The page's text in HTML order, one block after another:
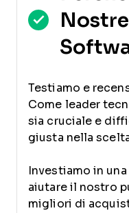
Testiamo e
Come leader
sia cruciale e
giusta nella
Investiamo in
aiutare il nostro
migliori di